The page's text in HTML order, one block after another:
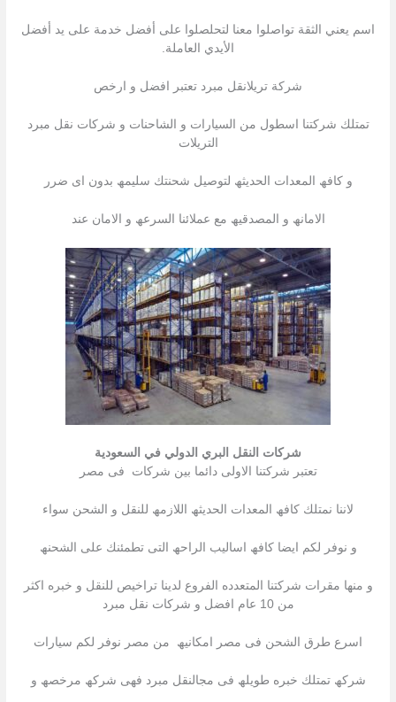
اسم يعني الثقة تواصلوا معنا لتحلصلوا على أفضل خدمة على يد أفضل
الأيدي العاملة.
شركة تريلانقل مبرد تعتبر افضل و ارخص
تمتلك شركتنا اسطول من السیارات و الشاحنات و شركات نقل مبرد
التریلات
و كافھ المعدات الحدیثھ لتوصیل شحنتك سلیمھ بدون اى ضرر
الامانھ و المصدقیھ مع عملائنا السرعھ و الامان عند
شركات النقل البري الدولي في السعودية
تعتبر شركتنا الاولى دائما بین شركات فى مصر
لاننا نمتلك كافھ المعدات الحدیثھ اللازمھ للنقل و الشحن سواء
و نوفر لكم ایضا كافھ اسالیب الراحھ التى تطمئنك على الشحنھ
و منھا مقرات شركتنا المتعدده الفروع لدینا تراخیص للنقل و خبره اكثر
من 10 عام افضل و شركات نقل مبرد
اسرع طرق الشحن فى مصر امكانیھ من مصر نوفر لكم سیارات
شركھ تمتلك خبره طویلھ فى مجالنقل مبرد فھى شركھ مرخصھ و